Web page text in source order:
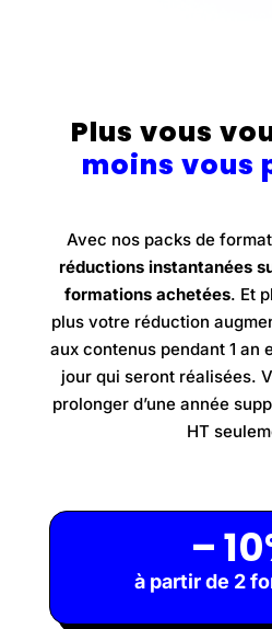
Plus vous
moins vous
Avec nos packs de
réductions instantanées
formations achetées. Et
plus votre réduction
aux contenus pendant 1 an
jour qui seront réalisées.
prolonger d’une année
HT
–
à partir de 2